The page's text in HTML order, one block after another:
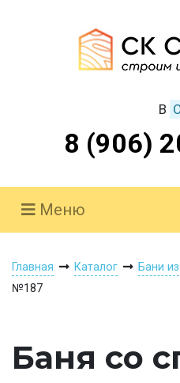
В
8 (906)
Меню
Главная Каталог Бани
№187
Баня со